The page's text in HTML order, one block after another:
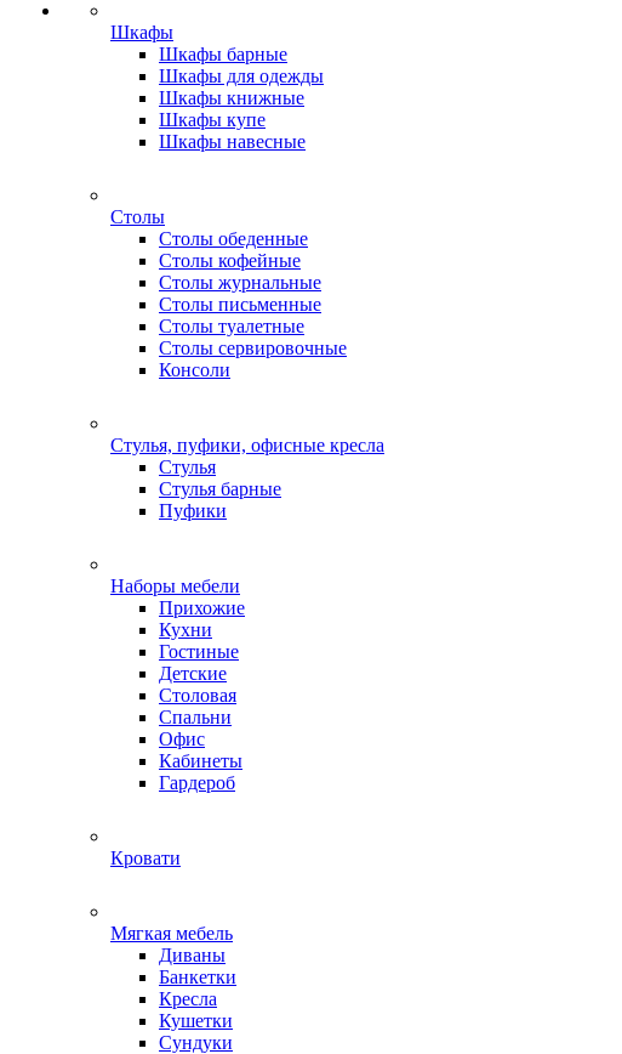
Шкафы
Шкафы барные
Шкафы для одежды
Шкафы книжные
Шкафы купе
Шкафы навесные
Столы
Столы обеденные
Столы кофейные
Столы журнальные
Столы письменные
Столы туалетные
Столы сервировочные
Консоли
Стулья, пуфики, офисные кресла
Стулья
Стулья барные
Пуфики
Наборы мебели
Прихожие
Кухни
Гостиные
Детские
Столовая
Спальни
Офис
Кабинеты
Гардероб
Кровати
Мягкая мебель
Диваны
Банкетки
Кресла
Кушетки
Сундуки